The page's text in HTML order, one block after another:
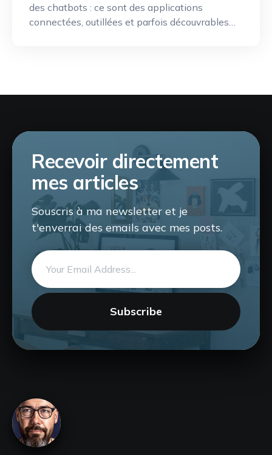
des chatbots : ce sont des applications
connectées, outillées et parfois découvrables
Recevoir directement
mes articles
Souscris à ma newsletter et je
t'enverrai des emails avec mes posts.
Email
address
Subscribe